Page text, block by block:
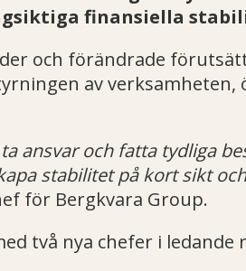
finansiella
och förändrade
av verksamheten,
ansvar och fatta tydliga
stabilitet på kort sikt
för Bergkvara Group.
två nya chefer i ledande